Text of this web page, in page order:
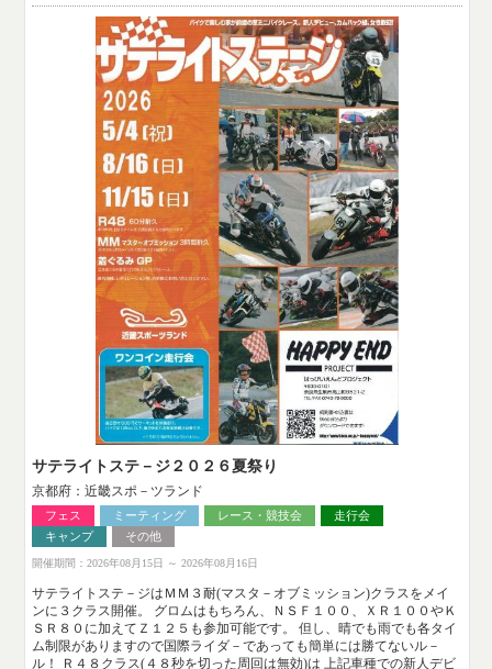
サテライトステ－ジ２０２６夏祭り
京都府：近畿スポ－ツランド
フェス ミーティング レース・競技会
走行会
キャンプ
その他
開催期間：2026年08月15日 ～ 2026年08月16日
サテライトステ－ジはＭＭ３耐(マスタ－オブミッション)クラスをメイ
ンに３クラス開催。 グロムはもちろん、ＮＳＦ１００、ＸＲ１００やＫ
ＳＲ８０に加えてＺ１２５も参加可能です。 但し、晴でも雨でも各タイ
ム制限がありますので国際ライダ－であっても簡単には勝てないル－
ル！ Ｒ４８クラス(４８秒を切った周回は無効)は 上記車種での新人デビ